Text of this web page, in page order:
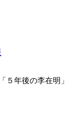
５年後の李在明」